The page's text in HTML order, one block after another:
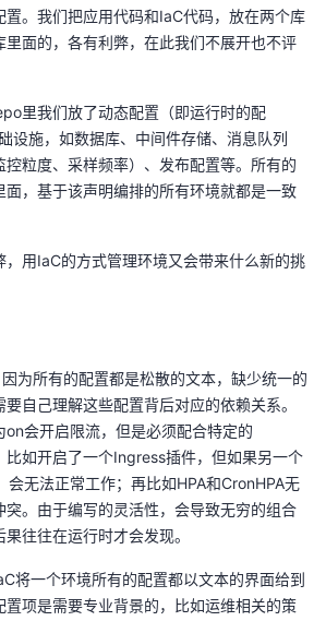
置。我们把应用代码和IaC代码，放在两个库
里面的，各有利弊，在此我们不展开也不评
里我们放了动态配置（即运行时的配
设施，如数据库、中间件存储、消息队列
粒度、采样频率）、发布配置等。所有的
面，基于该声明编排的所有环境就都是一致
，用IaC的方式管理环境又会带来什么新的挑
为所有的配置都是松散的文本，缺少统一的
自己理解这些配置背后对应的依赖关系。
on会开启限流，但是必须配合特定的
如开启了一个Ingress插件，但如果另一个
会无法正常工作；再比如HPA和CronHPA无
突。由于编写的灵活性，会导致无穷的组合
往往在运行时才会发现。
将一个环境所有的配置都以文本的界面给到
置项是需要专业背景的，比如运维相关的策